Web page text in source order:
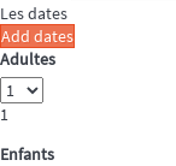
Les dates
Add dates
Adultes
1
Enfants